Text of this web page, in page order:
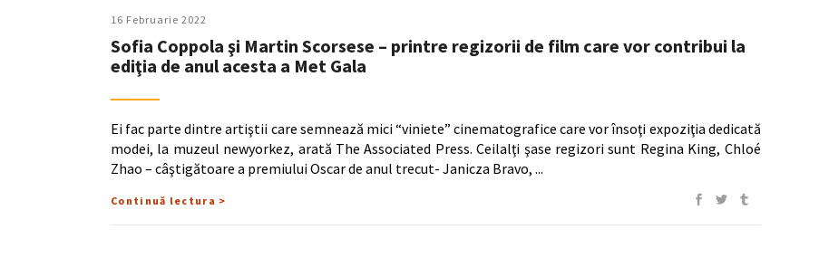
16 Februarie 2022
Sofia Coppola şi Martin Scorsese – printre regizorii de film care vor contribui la
ediţia de anul acesta a Met Gala
Ei fac parte dintre artiştii care semnează mici “viniete” cinematografice care vor însoţi expoziţia dedicată
modei, la muzeul newyorkez, arată The Associated Press. Ceilalţi şase regizori sunt Regina King, Chloé
Zhao – câştigătoare a premiului Oscar de anul trecut- Janicza Bravo,
Continuă lectura >